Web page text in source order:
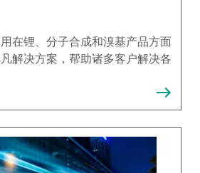
在锂、分子合成和溴基产品方面
解决方案，帮助诸多客户解决各